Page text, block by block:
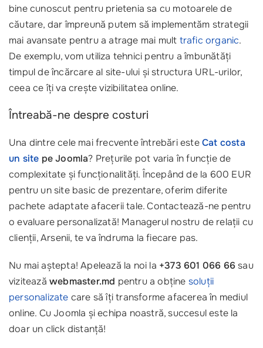
bine cunoscut pentru prietenia sa cu motoarele de
căutare, dar împreună putem să implementăm strategii
mai avansate pentru a atrage mai mult trafic organic.
De exemplu, vom utiliza tehnici pentru a îmbunătăți
timpul de încărcare al site-ului și structura URL-urilor,
ceea ce îți va crește vizibilitatea online.
Întreabă-ne despre costuri
Una dintre cele mai frecvente întrebări esteCat costa
un site pe Joomla? Prețurile pot varia în funcție de
complexitate și funcționalități. Începând de la 600 EUR
pentru un site basic de prezentare, oferim diferite
pachete adaptate afacerii tale. Contactează-ne pentru
o evaluare personalizată! Managerul nostru de relații cu
clienții, Arsenii, te va îndruma la fiecare pas.
Nu mai aștepta! Apelează la noi la +373 601 066 66sau
vizitează webmaster.md pentru a obține soluții
personalizate care să îți transforme afacerea în mediul
online. Cu Joomla și echipa noastră, succesul este la
doar un click distanță!